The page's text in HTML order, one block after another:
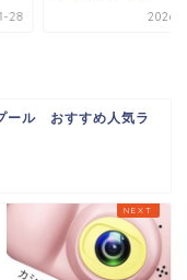
08
ール おすすめ人気ラ